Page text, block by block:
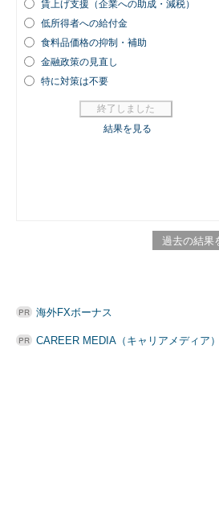
過去の結果
海外FXボーナス
CAREER MEDIA（キャリアメディア）